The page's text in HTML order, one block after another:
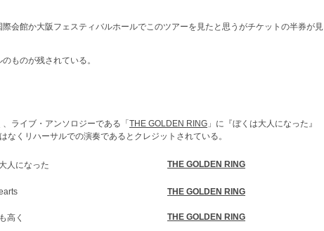
会館か大阪フェスティバルホールでこのツアーを見たと思うがチケットの半券が見
ものが残されている。
ライブ・アンソロジーである「 THE GOLDEN RING 」に『ぼくは大人になった』
くリハーサルでの演奏であるとクレジットされている。
人になった THE GOLDEN RING
THE GOLDEN RING
高く THE GOLDEN RING